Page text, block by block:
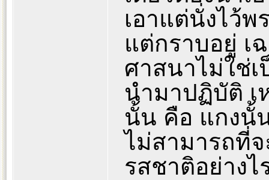
เอาแต่นั่งไว้
แต่กราบอยู่ เ
ศาสนาไม่ใช่
นำมาปฏิบัติ
นั้น คือ แกงนั้
ไม่สามารถที่
รสชาติอย่างไ